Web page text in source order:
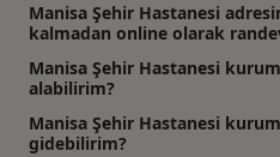
Manisa Şehir Hastanesi
kalmadan online olarak
Manisa Şehir Hastanesi
alabilirim?
Manisa Şehir Hastanesi
gidebilirim?